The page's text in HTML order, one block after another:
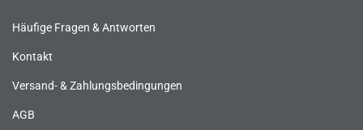
Häufige Fragen & Antworten
Kontakt
Versand- & Zahlungsbedingungen
AGB